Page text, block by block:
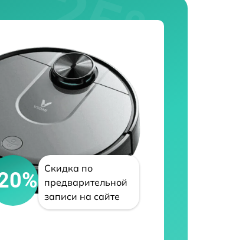
Скидка по
предварительной
записи на сайте